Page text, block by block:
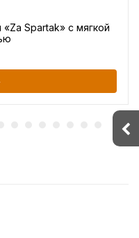
«Za Spartak» с мягкой